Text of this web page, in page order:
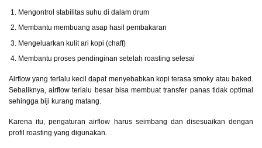
Mengontrol stabilitas suhu di dalam drum
Membantu membuang asap hasil pembakaran
Mengeluarkan kulit ari kopi (chaff)
Membantu proses pendinginan setelah roasting selesai
Airflow yang terlalu kecil dapat menyebabkan kopi terasa smoky atau baked.
Sebaliknya, airflow terlalu besar bisa membuat transfer panas tidak optimal
sehingga biji kurang matang.
Karena itu, pengaturan airflow harus seimbang dan disesuaikan dengan
profil roasting yang digunakan.